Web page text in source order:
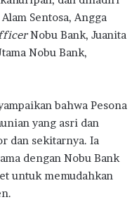
Sentosa, Angga
Nobu Bank, Juanita
Nobu Bank,
bahwa Pesona
yang asri dan
dan sekitarnya. Ia
dengan Nobu Bank
untuk memudahkan